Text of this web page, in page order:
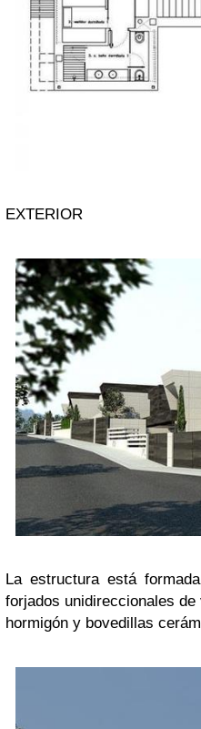
EXTERIOR
La estructura está
forjados unidireccionales de
hormigón y bovedillas